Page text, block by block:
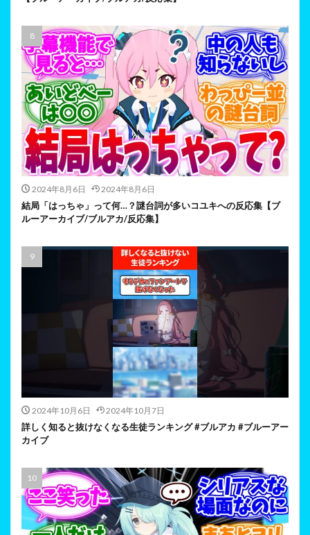
2024年8月6日 2024年8月6日
結局「はっちゃ」って何…？謎台詞が多いコユキへの反応集【ブ
ルーアーカイブ/ブルアカ/反応集】
2024年10月6日 2024年10月7日
詳しく知ると抜けなくなる生徒ランキング #ブルアカ #ブルーアー
カイブ